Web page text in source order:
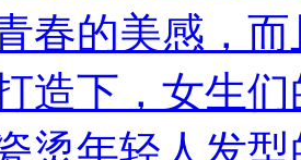
春的美感，
造下，女生